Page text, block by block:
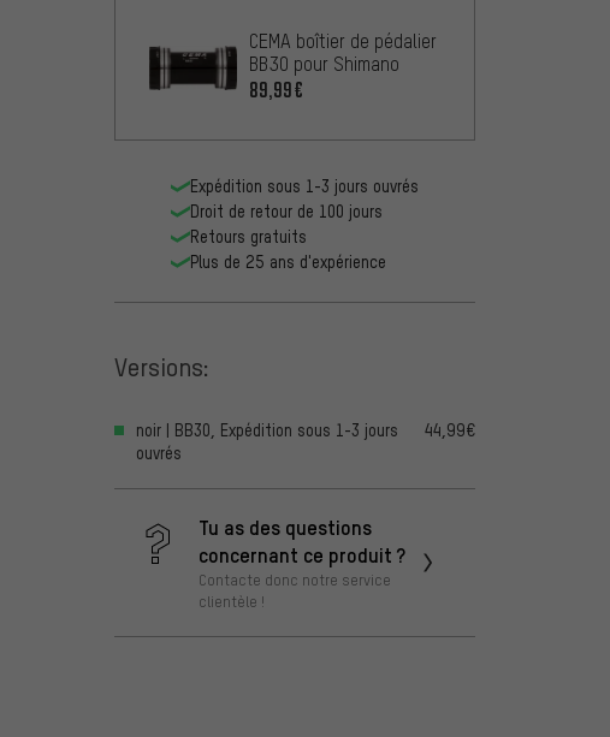
CEMA boîtier de pédalier
BB30 pour Shimano
89,99€
Expédition sous 1-3 jours ouvrés
Droit de retour de 100 jours
Retours gratuits
Plus de 25 ans d'expérience
Versions:
noir | BB30, Expédition sous 1-3 jours
ouvrés
44,99€
Tu as des questions
concernant ce produit ?
Contacte donc notre service
clientèle !